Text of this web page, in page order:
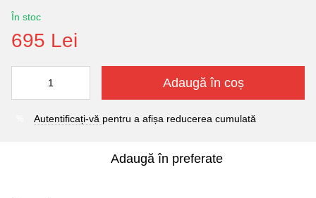
În stoc
695 Lei
Adaugă în coș
Autentificați-vă pentru a afișa reducerea cumulată
Adaugă în preferate